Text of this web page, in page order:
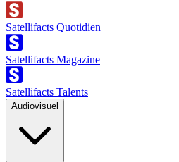
Satellifacts Quotidien
Satellifacts Magazine
Satellifacts Talents
Audiovisuel